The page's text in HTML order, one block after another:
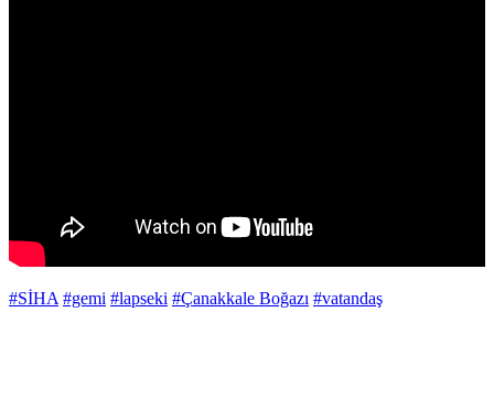
#SİHA #gemi #lapseki #Çanakkale Boğazı #vatandaş